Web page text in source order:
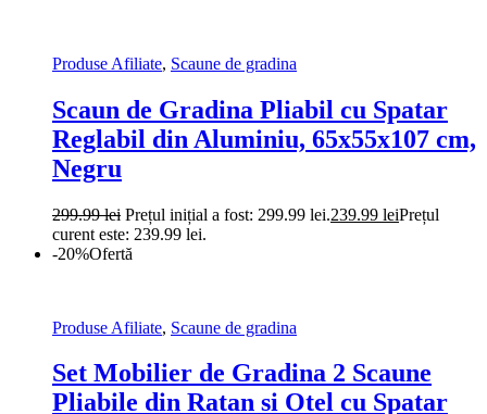
Produse Afiliate, Scaune de gradina
Scaun de Gradina Pliabil cu Spatar
Reglabil din Aluminiu, 65x55x107 cm,
Negru
299.99lei Prețul inițial a fost: 299.99 lei.239.99 leiPrețul
curent este: 239.99 lei.
-20%Ofertă
Produse Afiliate, Scaune de gradina
Set Mobilier de Gradina 2 Scaune
Pliabile din Ratan si Otel cu Spatar